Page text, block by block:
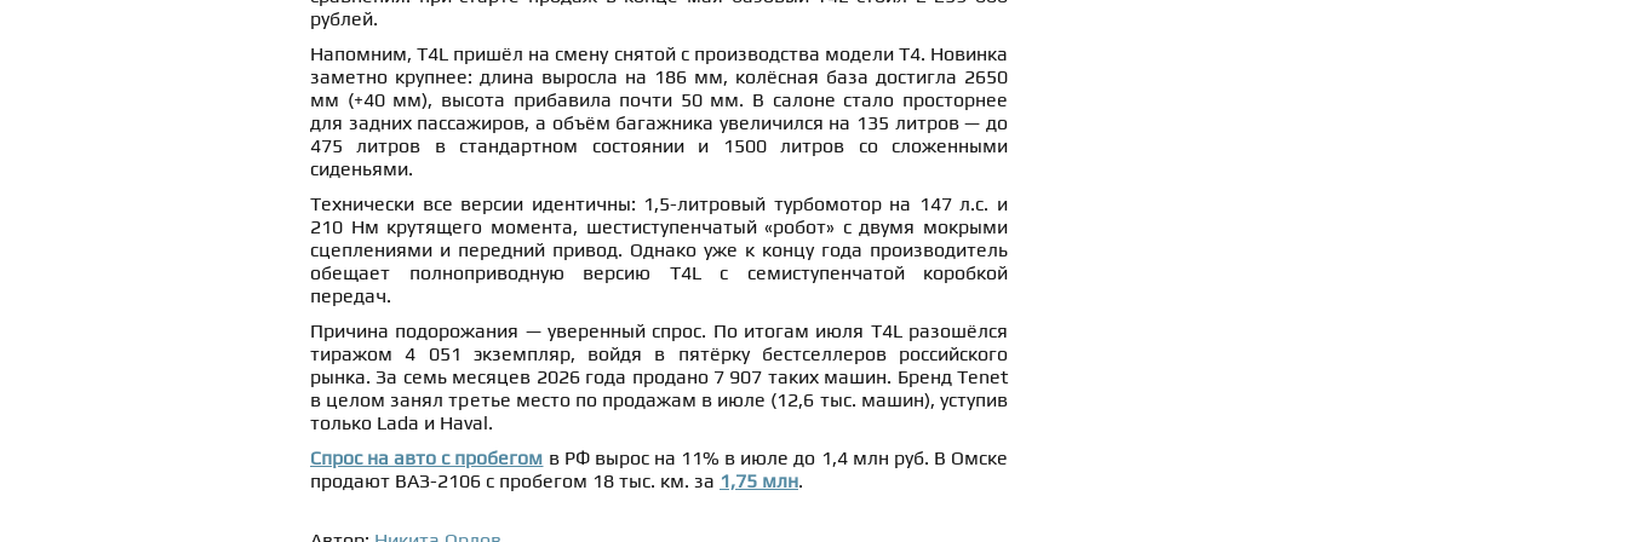
рублей.
Напомним, T4L пришёл на смену снятой с производства модели T4. Новинка
заметно крупнее: длина выросла на 186 мм, колёсная база достигла 2650
мм (+40 мм), высота прибавила почти 50 мм. В салоне стало просторнее
для задних пассажиров, а объём багажника увеличился на 135 литров — до
475 литров в стандартном состоянии и 1500 литров со сложенными
сиденьями.
Технически все версии идентичны: 1,5-литровый турбомотор на 147 л.с. и
210 Нм крутящего момента, шестиступенчатый «робот» с двумя мокрыми
сцеплениями и передний привод. Однако уже к концу года производитель
обещает полноприводную версию T4L с семиступенчатой коробкой
передач.
Причина подорожания — уверенный спрос. По итогам июля T4L разошёлся
тиражом 4 051 экземпляр, войдя в пятёрку бестселлеров российского
рынка. За семь месяцев 2026 года продано 7 907 таких машин. Бренд Tenet
в целом занял третье место по продажам в июле (12,6 тыс. машин), уступив
только Lada и Haval.
Спрос на авто с пробегом в РФ вырос на 11% в июле до 1,4 млн руб. В Омске
продают ВАЗ-2106 с пробегом 18 тыс. км. за 1,75 млн.